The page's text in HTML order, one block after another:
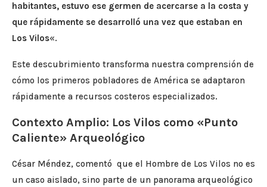
habitantes, estuvo ese germen de acercarse a la costa y
que rápidamente se desarrolló una vez que estaban en
Los Vilos«.
Este descubrimiento transforma nuestra comprensión de
cómo los primeros pobladores de América se adaptaron
rápidamente a recursos costeros especializados.
Contexto Amplio: Los Vilos como «Punto
Caliente» Arqueológico
César Méndez, comentó que el Hombre de Los Vilos no es
un caso aislado, sino parte de un panorama arqueológico